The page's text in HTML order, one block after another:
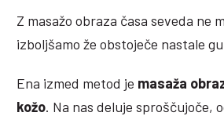
Z masažo obraza časa seveda
izboljšamo že obstoječe nastale
Ena izmed metod je masaža
kožo. Na nas deluje sproščujoče,